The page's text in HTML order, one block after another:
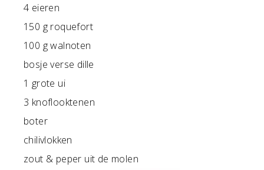
4 eieren
150 g roquefort
100 g walnoten
bosje verse dille
1 grote ui
3 knoflooktenen
boter
chilivlokken
zout & peper uit de molen